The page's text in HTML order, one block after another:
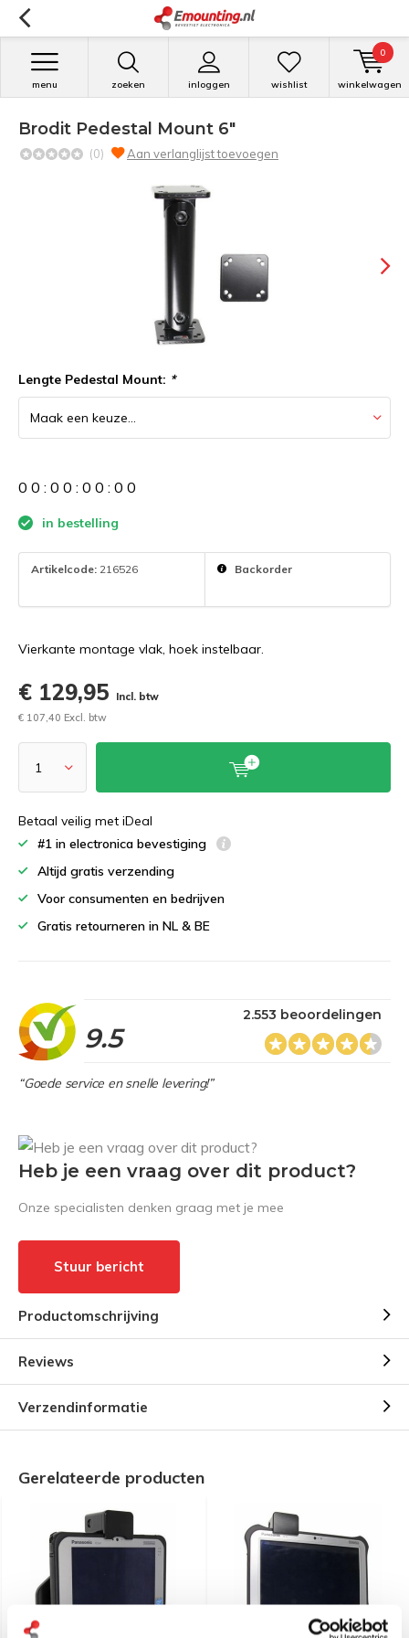
zoeken inloggen
menu wishlist winkelwagen
0
Brodit Pedestal Mount 6"
(0) Aan verlanglijst toevoegen
Lengte Pedestal Mount: *
0 0 : 0 0 : 0 0 : 0 0
in bestelling
Artikelcode: 216526 Backorder
Vierkante montage vlak, hoek instelbaar.
€ 129,95
Incl. btw
€ 107,40 Excl. btw
Betaal veilig met iDeal
#1 in electronica bevestiging
Altijd gratis verzending
Voor consumenten en bedrijven
Gratis retourneren in NL & BE
9.5
2.553 beoordelingen
“Goede service en snelle levering!”
Heb je een vraag over dit product?
Onze specialisten denken graag met je mee
Stuur bericht
Productomschrijving
Reviews
Verzendinformatie
Gerelateerde producten